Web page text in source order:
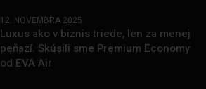
12. NOVEMBRA 2025
Luxus ako v biznis triede, len za menej
peňazí. Skúsili sme Premium Economy
od EVA Air